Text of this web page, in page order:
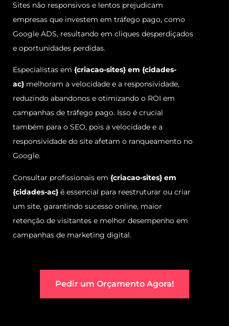
Sites não responsivos e lentos prejudicam
empresas que investem em tráfego pago, como
Google ADS, resultando em cliques desperdiçados
e oportunidades perdidas.
Especialistas em {criacao-sites} em {cidades-
ac} melhoram a velocidade e a responsividade,
reduzindo abandonos e otimizando o ROI em
campanhas de tráfego pago. Isso é crucial
também para o SEO, pois a velocidade e a
responsividade do site afetam o ranqueamento no
Google.
Consultar profissionais em {criacao-sites} em
{cidades-ac} é essencial para reestruturar ou criar
um site, garantindo sucesso online, maior
retenção de visitantes e melhor desempenho em
campanhas de marketing digital.
Pedir um Orçamento Agora!